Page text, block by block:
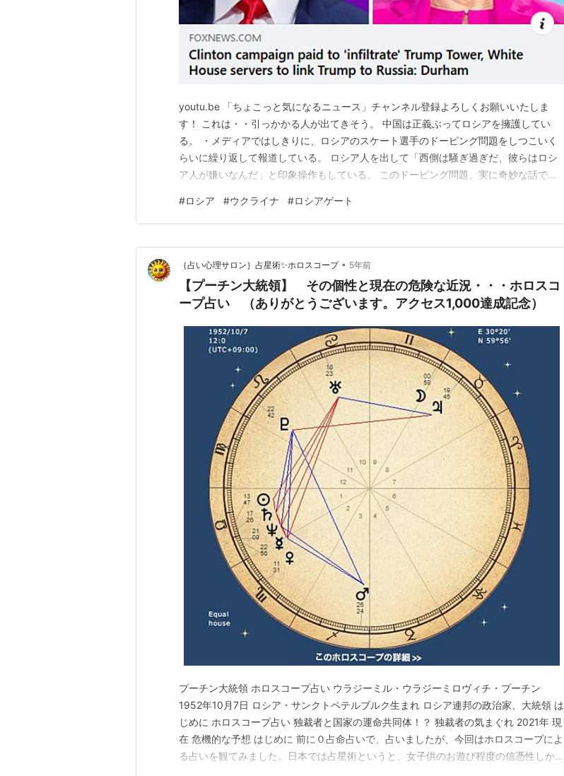
youtu.be 「ちょこっと気になるニュース」チャンネル登録よろしくお願いいたしま
す！ これは・・引っかかる人が出てきそう。 中国は正義ぶってロシアを擁護してい
る。 ・メディアではしきりに、ロシアのスケート選手のドーピング問題をしつこいく
らいに繰り返して報道している。 ロシア人を出して「西側は騒ぎ過ぎだ、彼らはロシ
ア人が嫌いなんだ」と印象操作もしている。 このドーピング問題、実に奇妙な話で
服用している薬が、たまたまドーピングに反応する薬で、そのおじいさんが薬を飲む時
に使うコップがあって、そのコップで間違えて飲んだ・…
#ロシア #ウクライナ #ロシアゲート
｛占い心理サロン｝占星術✨ホロスコープ • 5年前
【プーチン大統領】 その個性と現在の危険な近況・・・ホロスコ
ープ占い （ありがとうございます。アクセス1,000達成記念）
プーチン大統領 ホロスコープ占い ウラジーミル・ウラジーミロヴィチ・プーチン
1952年10月7日 ロシア・サンクトペテルブルク生まれ ロシア連邦の政治家、大統領 は
じめに ホロスコープ占い 独裁者と国家の運命共同体！？ 独裁者の気まぐれ 2021年 現
在 危機的な予想 はじめに 前に０占命占いで、占いましたが、今回はホロスコープによ
る占いを観てみました。日本では占星術というと、女子供のお遊び程度の信憑性しか認